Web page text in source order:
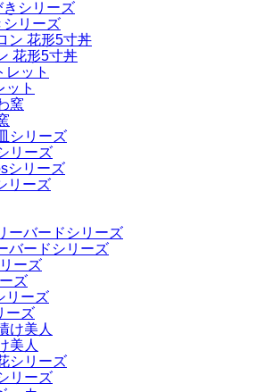
シリーズ
花形5寸丼
ット
リーズ
リーズ
バードシリーズ
ズ
ーズ
美人
リーズ